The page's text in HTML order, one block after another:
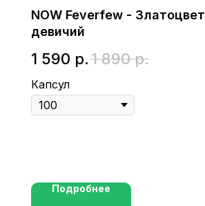
NOW Feverfew - Златоцвет
девичий
1 590 р.1 890 р.
Капсул
Подробнее